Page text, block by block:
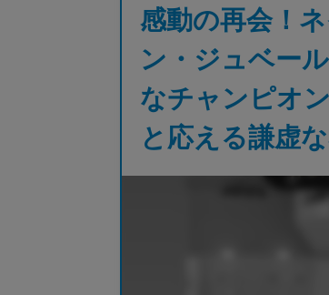
感動の再会！
ン・ジュベー
なチャンピオ
と応える謙虚